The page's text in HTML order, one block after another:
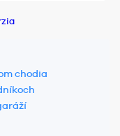
chodia